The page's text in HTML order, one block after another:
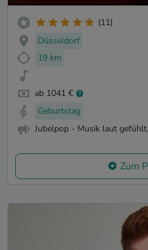
(11)
Düsseldorf
19 km
ab 1041 €
Geburtstag
Jubelpop - Musik laut gefühlt.
Zum